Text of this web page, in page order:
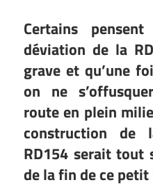
Certains
déviation de la
grave et qu’une
on ne
route en plein
construction
RD154 serait tout
de la fin de ce